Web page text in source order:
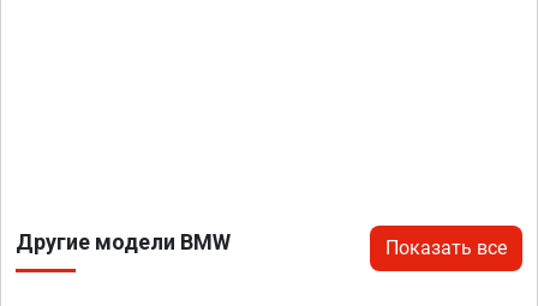
Другие модели BMW Показать все